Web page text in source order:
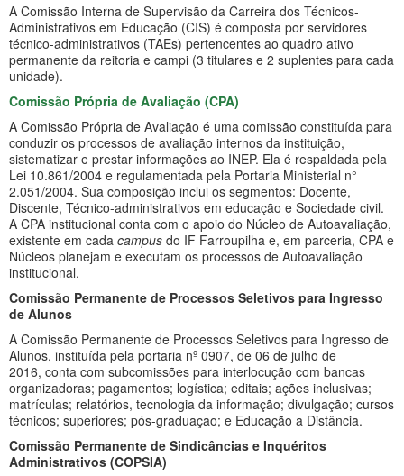
A Comissão Interna de Supervisão da Carreira dos Técnicos-
Administrativos em Educação (CIS) é composta por servidores
técnico-administrativos (TAEs) pertencentes ao quadro ativo
permanente da reitoria e campi (3 titulares e 2 suplentes para cada
unidade).
Comissão Própria de Avaliação (CPA)
A Comissão Própria de Avaliação é uma comissão constituída para
conduzir os processos de avaliação internos da instituição,
sistematizar e prestar informações ao INEP. Ela é respaldada pela
Lei 10.861/2004 e regulamentada pela Portaria Ministerial n°
2.051/2004. Sua composição inclui os segmentos: Docente,
Discente, Técnico-administrativos em educação e Sociedade civil.
A CPA institucional conta com o apoio do Núcleo de Autoavaliação,
existente em cada campus do IF Farroupilha e, em parceria, CPA e
Núcleos planejam e executam os processos de Autoavaliação
institucional.
Comissão Permanente de Processos Seletivos para Ingresso
de Alunos
A Comissão Permanente de Processos Seletivos para Ingresso de
Alunos, instituída pela portaria nº 0907, de 06 de julho de
2016, conta com subcomissões para interlocução com bancas
organizadoras; pagamentos; logística; editais; ações inclusivas;
matrículas; relatórios, tecnologia da informação; divulgação; cursos
técnicos; superiores; pós-graduaçao; e Educação a Distância.
Comissão Permanente de Sindicâncias e Inquéritos
Administrativos (COPSIA)